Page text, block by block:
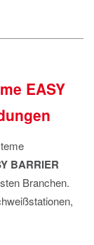
EASY
BARRIER
Branchen.